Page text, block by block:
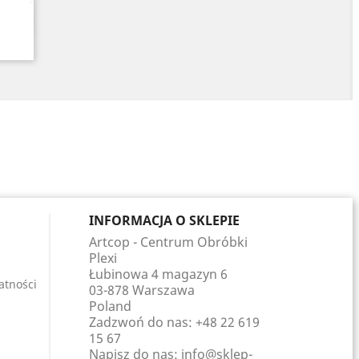
INFORMACJA O SKLEPIE
Artcop - Centrum Obróbki
Plexi
Łubinowa 4 magazyn 6
03-878 Warszawa
Poland
Zadzwoń do nas: +48 22 619
15 67
Napisz do nas: info@sklep-